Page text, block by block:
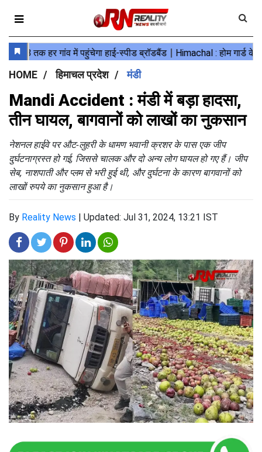
HOME हिमाचल प्रदेश मंडी
Mandi Accident : मंडी में बड़ा हादसा,
तीन घायल, बागवानों को लाखों का नुकसान
नेशनल हाईवे पर औट-लुहरी के धामण भवानी क्रशर के पास एक जीप
दुर्घटनाग्रस्त हो गई, जिससे चालक और दो अन्य लोग घायल हो गए हैं। जीप
सेब, नाशपाती और प्लम से भरी हुई थी, और दुर्घटना के कारण बागवानों को
लाखों रुपये का नुकसान हुआ है।
By Reality News | Updated: Jul 31, 2024, 13:21 IST